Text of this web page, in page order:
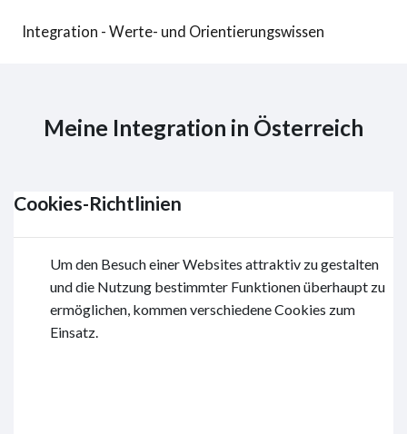
Integration - Werte- und Orientierungswissen
Meine Integration in Österreich
Cookies-Richtlinien
Um den Besuch einer Websites attraktiv zu gestalten
und die Nutzung bestimmter Funktionen überhaupt zu
ermöglichen, kommen verschiedene Cookies zum
Einsatz.